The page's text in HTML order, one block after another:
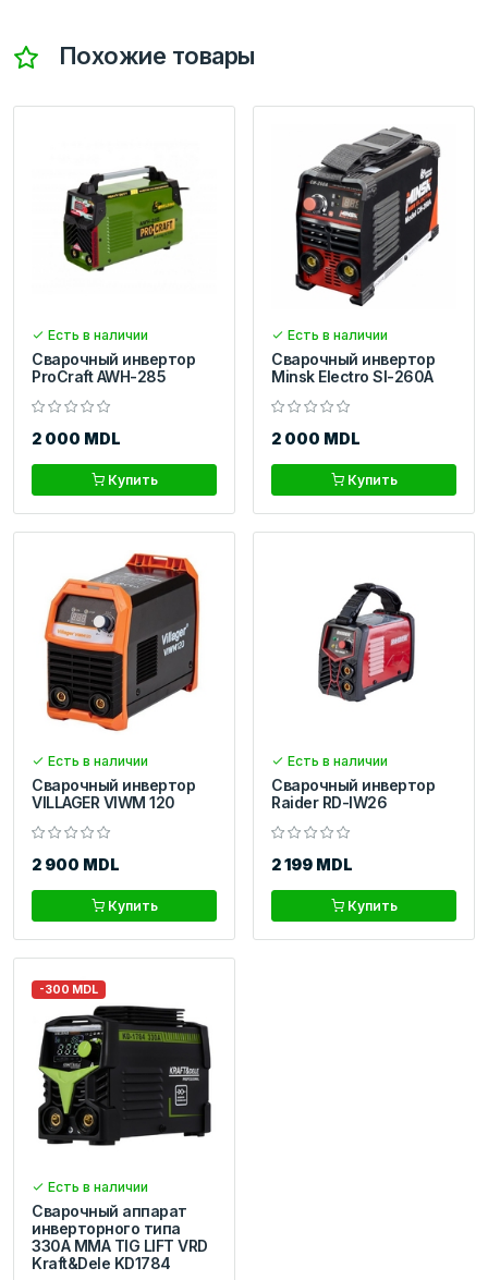
Похожие товары
Есть в наличии
Сварочный инвертор
ProCraft AWH-285
2 000 MDL
Купить
Есть в наличии
Сварочный инвертор
Minsk Electro SI-260A
2 000 MDL
Купить
Есть в наличии
Сварочный инвертор
VILLAGER VIWM 120
2 900 MDL
Купить
Есть в наличии
Сварочный инвертор
Raider RD-IW26
2 199 MDL
Купить
-300 MDL
Есть в наличии
Сварочный аппарат
инверторного типа
330A MMA TIG LIFT VRD
Kraft&Dele KD1784